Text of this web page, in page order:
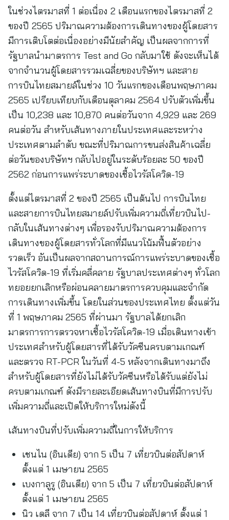
ในช่วงไตรมาสที่ 1 ต่อเนื่อง 2 เดือนแรกของไตรมาสที่ 2
ของปี 2565 ปริมาณความต้องการเดินทางของผู้โดยสาร
มีการเติบโตต่อเนื่องอย่างมีนัยสำคัญ เป็นผลจากการที่
รัฐบาลนำมาตรการ Test and Go กลับมาใช้ ดังจะเห็นได้
จากจำนวนผู้โดยสารรวมเฉลี่ยของบริษัทฯ และสาย
การบินไทยสมายล์ในช่วง 10 วันแรกของเดือนพฤษภาคม
2565 เปรียบเทียบกับเดือนตุลาคม 2564 ปรับตัวเพิ่มขึ้น
เป็น 10,238 และ 10,870 คนต่อวันจาก 4,929 และ 269
คนต่อวัน สำหรับเส้นทางภายในประเทศและระหว่าง
ประเทศตามลำดับ ขณะที่ปริมาณการขนส่งสินค้าเฉลี่ย
ต่อวันของบริษัทฯ กลับไปอยู่ในระดับร้อยละ 50 ของปี
2562 ก่อนการแพร่ระบาดของเชื้อไวรัสโควิด-19
ตั้งแต่ไตรมาสที่ 2 ของปี 2565 เป็นต้นไป การบินไทย
และสายการบินไทยสมายล์ปรับเพิ่มความถี่เที่ยวบินไป-
กลับในเส้นทางต่างๆ เพื่อรองรับปริมาณความต้องการ
เดินทางของผู้โดยสารทั่วโลกที่มีแนวโน้มฟื้นตัวอย่าง
รวดเร็ว อันเป็นผลจากสถานการณ์การแพร่ระบาดของเชื้อ
ไวรัสโควิด-19 ที่เริ่มคลี่คลาย รัฐบาลประเทศต่างๆ ทั่วโลก
ทยอยยกเลิกหรือผ่อนคลายมาตรการควบคุมและจำกัด
การเดินทางเพิ่มขึ้น โดยในส่วนของประเทศไทย ตั้งแต่วัน
ที่ 1 พฤษภาคม 2565 ที่ผ่านมา รัฐบาลได้ยกเลิก
มาตรการการตรวจหาเชื้อไวรัสโควิด-19 เมื่อเดินทางเข้า
ประเทศสำหรับผู้โดยสารที่ได้รับวัคซีนครบตามเกณฑ์
และตรวจ RT-PCR ในวันที่ 4-5 หลังจากเดินทางมาถึง
สำหรับผู้โดยสารที่ยังไม่ได้รับวัคซีนหรือได้รับแต่ยังไม่
ครบตามเกณฑ์ ดังมีรายละเอียดเส้นทางบินที่มีการปรับ
เพิ่มความถี่และเปิดให้บริการใหม่ดังนี้
เส้นทางบินที่ปรับเพิ่มความถี่ในการให้บริการ
เชนไน (อินเดีย) จาก 5 เป็น 7 เที่ยวบินต่อสัปดาห์
ตั้งแต่ 1 เมษายน 2565
เบงกาลูรู (อินเดีย) จาก 5 เป็น 7 เที่ยวบินต่อสัปดาห์
ตั้งแต่ 1 เมษายน 2565
นิว เดลี จาก 7 เป็น 14 เที่ยวบินต่อสัปดาห์ ตั้งแต่ 1